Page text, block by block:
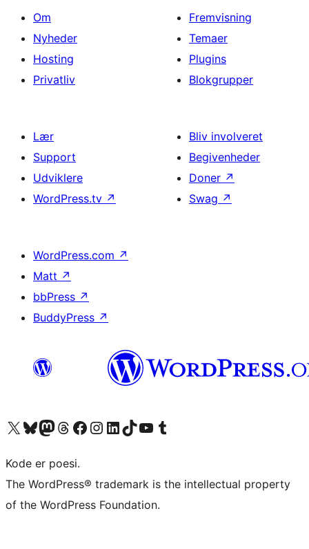
Om
Nyheder
Hosting
Privatliv
Fremvisning
Temaer
Plugins
Blokgrupper
Lær
Support
Udviklere
WordPress.tv ↗
Bliv involveret
Begivenheder
Doner ↗
Swag ↗
WordPress.com ↗
Matt ↗
bbPress ↗
BuddyPress ↗
Besøg vores X (tidligere Twitter) konto
Besøg vores Bluesky-konto
Besøg vores Mastodon konto
Besøg vores Threads-konto
Besøg vores Facebook sideBesøg vores Instagram konto
Besøg vores LinkedIn konto
Besøg vores TikTok-konto
Besøg vores YouTube-kanalBesøg vores Tumblr-konto
Kode er poesi.
The WordPress® trademark is the intellectual property
of the WordPress Foundation.